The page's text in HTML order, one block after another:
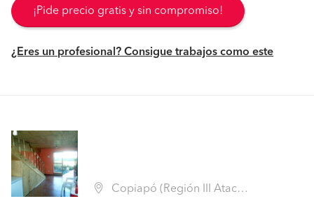
¡Pide precio gratis y sin compromiso!
¿Eres un profesional? Consigue trabajos como este
Copiapó (Región III Atacama - Copiapó)